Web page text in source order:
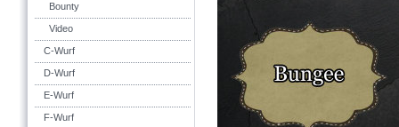
Bounty
Video
C-Wurf
D-Wurf
E-Wurf
F-Wurf